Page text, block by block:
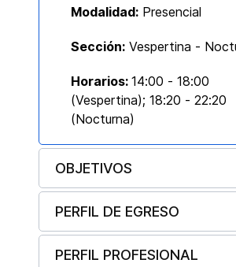
Modalidad: Presencial
Sección: Vespertina -
Horarios: 14:00 - 18:00
(Vespertina); 18:20 - 22:20
(Nocturna)
OBJETIVOS
PERFIL DE EGRESO
PERFIL PROFESIONAL